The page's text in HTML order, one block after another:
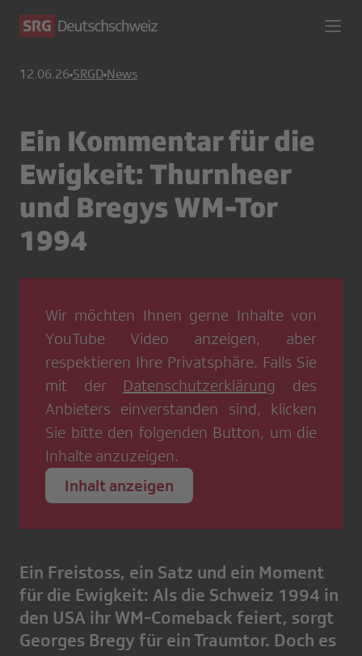
12.06.26 SRGD News
Ein Kommentar für die
Ewigkeit: Thurnheer
und Bregys WM-Tor
1994
Wir möchten Ihnen gerne Inhalte von
YouTube Video anzeigen, aber
respektieren Ihre Privatsphäre. Falls Sie
mit der Datenschutzerklärung
des
Anbieters einverstanden sind, klicken
Sie bitte den folgenden Button, um die
Inhalte anzuzeigen.
Inhalt anzeigen
Ein Freistoss, ein Satz und ein Moment
für die Ewigkeit: Als die Schweiz 1994 in
den USA ihr WM-Comeback feiert, sorgt
Georges Bregy für ein Traumtor. Doch es